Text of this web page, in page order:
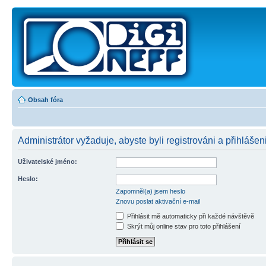
Obsah fóra
Administrátor vyžaduje, abyste byli registrováni a
Uživatelské jméno:
Heslo:
Zapomněl(a) jsem heslo
Znovu poslat aktivační e-mail
Přihlásit mě automaticky při každé návštěvě
Skrýt můj online stav pro toto přihlášení